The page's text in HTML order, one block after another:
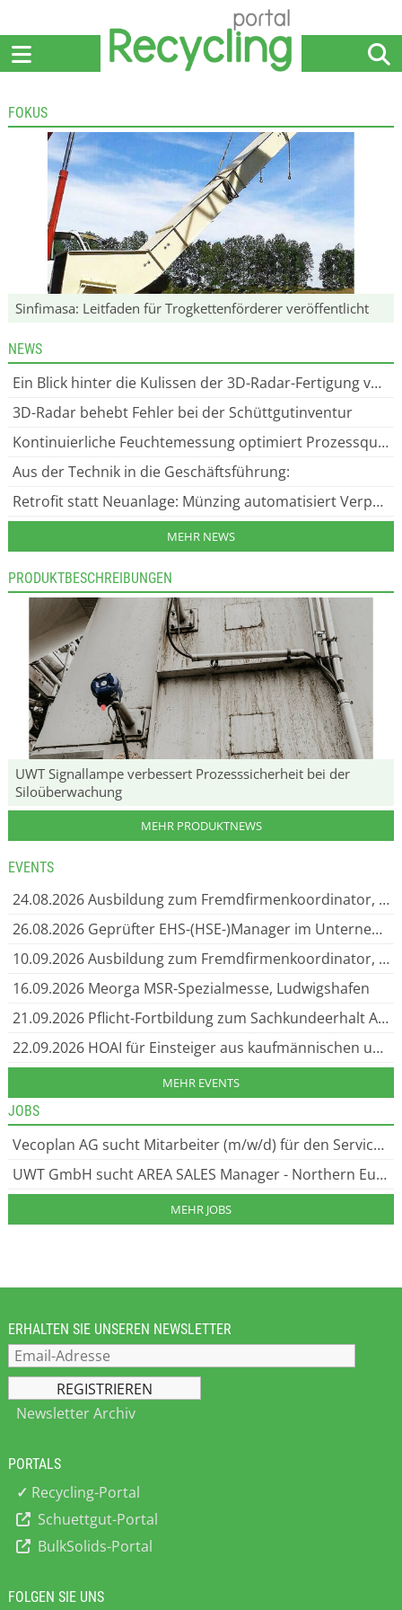
FOKUS
Sinfimasa: Leitfaden für Trogkettenförderer veröffentlicht
NEWS
Ein Blick hinter die Kulissen der 3D-Radar-Fertigung von Rettar
3D-Radar behebt Fehler bei der Schüttgutinventur
Kontinuierliche Feuchtemessung optimiert Prozessqualität
Aus der Technik in die Geschäftsführung:
Retrofit statt Neuanlage: Münzing automatisiert Verpackungslinie
MEHR NEWS
PRODUKTBESCHREIBUNGEN
UWT Signallampe verbessert Prozesssicherheit bei der
Siloüberwachung
MEHR PRODUKTNEWS
EVENTS
24.08.2026Ausbildung zum Fremdfirmenkoordinator, Travemünde
26.08.2026 Geprüfter EHS-(HSE-)Manager im Unternehmen (Environment, Health & Safety), Travemünde
10.09.2026Ausbildung zum Fremdfirmenkoordinator, Essen
16.09.2026 Meorga MSR-Spezialmesse, Ludwigshafen
21.09.2026 Pflicht-Fortbildung zum Sachkundeerhalt Asbest TRGS 519, Anl. 3, Essen
22.09.2026 HOAI für Einsteiger aus kaufmännischen und technischen Bereichen, Essen
MEHR EVENTS
JOBS
Vecoplan AG sucht Mitarbeiter (m/w/d) für den Service Parts, Zerkleinerungs- und Recyclingtechnik aus dem Westerwald. Gesucht: technische Kundenberatung im Bereich Service Parts in Bad Marienberg.
UWT GmbH sucht AREA SALES Manager - Northern Europe (m/w/d), Sicherheit UND Innovation HAND IN HAND Als inhabergeführtes Unternehmen bieten wir unseren rund 200 engagierten Mitarbeiter:innen ein dynamisches Arbeitsumfeld.
MEHR JOBS
ERHALTEN SIE UNSEREN NEWSLETTER
Newsletter Archiv
PORTALS
✓ Recycling-Portal
Schuettgut-Portal
BulkSolids-Portal
FOLGEN SIE UNS